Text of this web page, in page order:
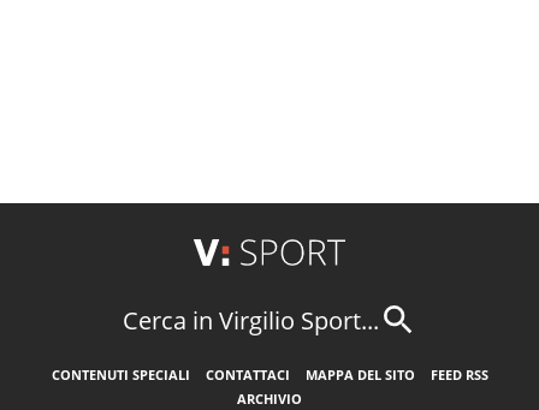
Cerca in Virgilio Sport...
CONTENUTI SPECIALI CONTATTACI MAPPA DEL SITO
FEED RSS
ARCHIVIO